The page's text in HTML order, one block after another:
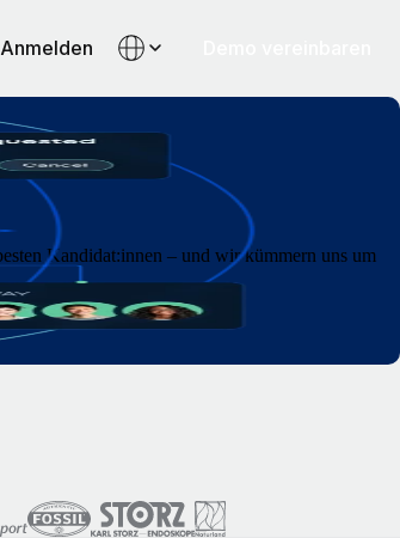
Anmelden
Kandidat:innen – und wir kümmern uns um